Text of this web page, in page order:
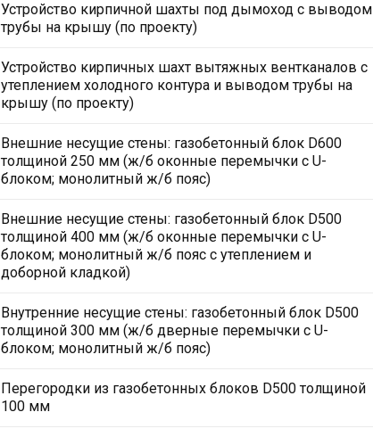
Устройство кирпичной шахты под дымоход с выводом
трубы на крышу (по проекту)
Устройство кирпичных шахт вытяжных вентканалов с
утеплением холодного контура и выводом трубы на
крышу (по проекту)
Внешние несущие стены: газобетонный блок D600
толщиной 250 мм (ж/б оконные перемычки с U-
блоком; монолитный ж/б пояс)
Внешние несущие стены: газобетонный блок D500
толщиной 400 мм (ж/б оконные перемычки с U-
блоком; монолитный ж/б пояс с утеплением и
доборной кладкой)
Внутренние несущие стены: газобетонный блок D500
толщиной 300 мм (ж/б дверные перемычки с U-
блоком; монолитный ж/б пояс)
Перегородки из газобетонных блоков D500 толщиной
100 мм